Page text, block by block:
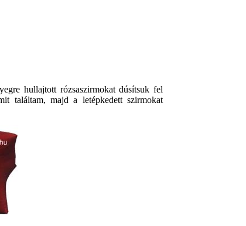
hullajtott rózsaszirmokat dúsítsuk fel
találtam, majd a letépkedett szirmokat